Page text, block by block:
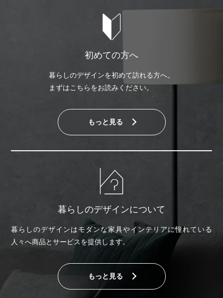
初めての方へ
暮らしのデザインを初めて訪れる方へ。
まずはこちらをお読みください。
もっと見る
暮らしのデザインについて
暮らしのデザインはモダンな家具やインテリアに憧れている
人々へ商品とサービスを提供します。
もっと見る